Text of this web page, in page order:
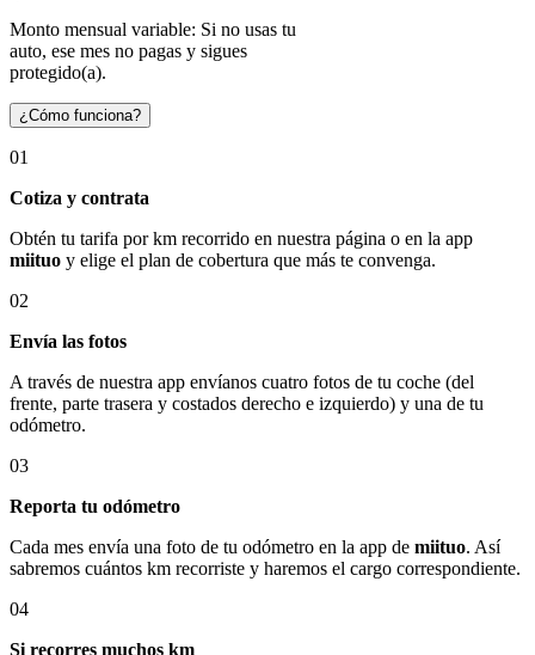
Monto mensual variable: Si no usas tu
auto, ese mes no pagas y sigues
protegido(a).
¿Cómo funciona?
01
Cotiza y contrata
Obtén tu tarifa por km recorrido en nuestra página o en la app
miituo y elige el plan de cobertura que más te convenga.
02
Envía las fotos
A través de nuestra app envíanos cuatro fotos de tu coche (del
frente, parte trasera y costados derecho e izquierdo) y una de tu
odómetro.
03
Reporta tu odómetro
Cada mes envía una foto de tu odómetro en la app de miituo. Así
sabremos cuántos km recorriste y haremos el cargo correspondiente.
04
Si recorres muchos km